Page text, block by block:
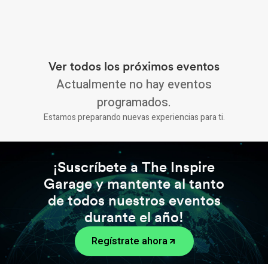
Ver todos los próximos eventos
Actualmente no hay eventos
programados.
Estamos preparando nuevas experiencias para ti.
¡Suscríbete a The Inspire
Garage y mantente al tanto
de todos nuestros eventos
durante el año!
Regístrate ahora